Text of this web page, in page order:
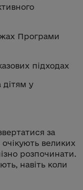
Програми
підходах
у
за
великих
розпочинати.
навіть коли